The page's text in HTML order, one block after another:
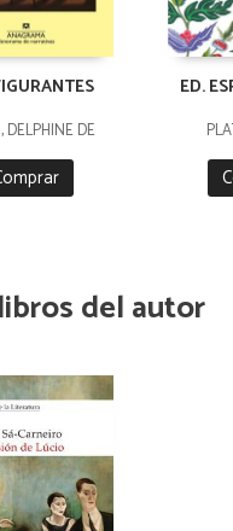
DELPHINE DE
ED.
del autor